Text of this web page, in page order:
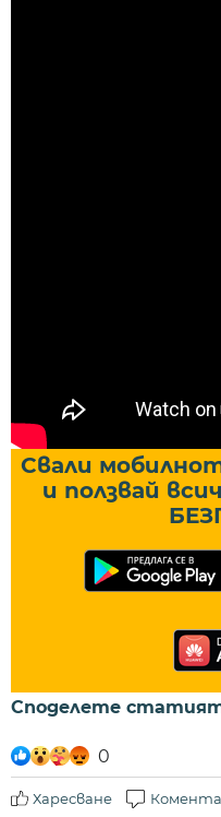
Свали
и ползвай
Споделете
0
Харесване